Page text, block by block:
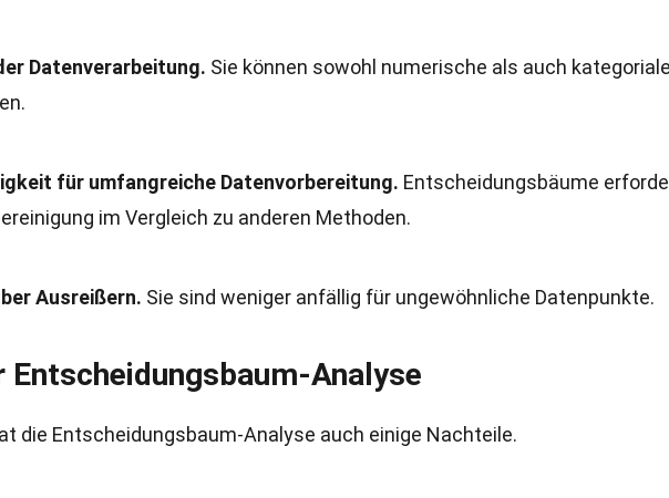
Datenverarbeitung. Sie können sowohl numerische als auch
für umfangreiche Datenvorbereitung. Entscheidungsbäume
im Vergleich zu anderen Methoden.
Ausreißern. Sie sind weniger anfällig für ungewöhnliche Datenpunkte.
Entscheidungsbaum-Analyse
die Entscheidungsbaum-Analyse auch einige Nachteile.